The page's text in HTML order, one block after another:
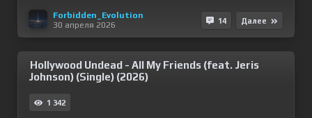
Forbidden_Evolution
30 апреля 2026
14 Далее
Hollywood Undead - All My Friends (feat. Jeris
Johnson) (Single) (2026)
1 342